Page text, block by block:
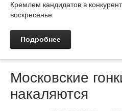
Кремлем кандидатов в
воскресенье
Подробнее
Московские
накаляются